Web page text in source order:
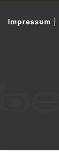
Impressum